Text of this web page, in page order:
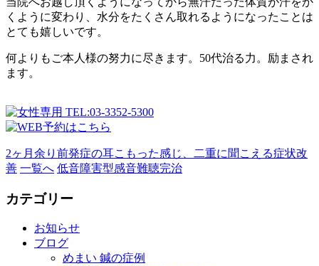
くように変わり、水分をたくさん取れるようになったことは
とても嬉しいです。
何よりもご本人様の努力に尽きます。50代治る力。励まされ
ます。
2ヶ月余り前発症の耳こもった感じ、二重に聞こえる症状改
善 一覧へ 低音障害型感音難聴完治
カテゴリー
お知らせ
ブログ
めまい 鍼の症例